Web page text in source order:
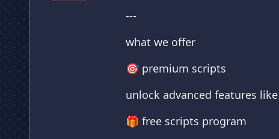
---
what we offer
🎯 premium scripts
unlock advanced features
🎁 free scripts program